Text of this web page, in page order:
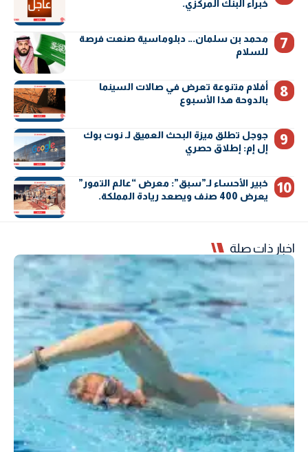
خبراء البنك المركزي.
محمد بن سلمان… دبلوماسية صنعت فرصة
للسلام
أفلام متنوعة تعرض في صالات السينما
بالدوحة هذا الأسبوع
جوجل تطلق ميزة البحث العميق لـ نوت بوك
إل إم: إطلاق حصري
خبير الأحساء لـ”سبق”: معرض “عالم التمور”
يعرض 400 صنف ويصعد ريادة المملكة.
اخبار ذات صلة